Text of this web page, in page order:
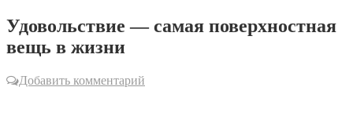
Удовольствие — самая поверхностная
вещь в жизни
Добавить комментарий